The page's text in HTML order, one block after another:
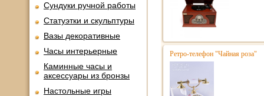
Сундуки ручной работы
Статуэтки и скульптуры
Вазы декоративные
Часы интерьерные
Каминные часы и
аксессуары из бронзы
Настольные игры
Ретро-телефон "Чайная роза"